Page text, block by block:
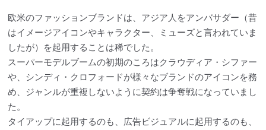
欧米のファッションブランドは、アジア人をアンバサダー（昔
はイメージアイコンやキャラクター、ミューズと言われていま
したが）を起用することは稀でした。
スーパーモデルブームの初期のころはクラウディア・シファー
や、シンディ・クロフォードが様々なブランドのアイコンを務
め、ジャンルが重複しないように契約は争奪戦になっていまし
た。
タイアップに起用するのも、広告ビジュアルに起用するのも、